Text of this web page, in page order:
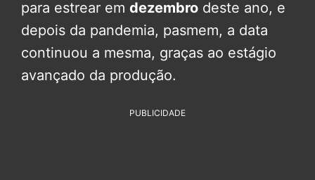
para estrear em dezembro deste ano, e
depois da pandemia, pasmem, a data
continuou a mesma, graças ao estágio
avançado da produção.
PUBLICIDADE